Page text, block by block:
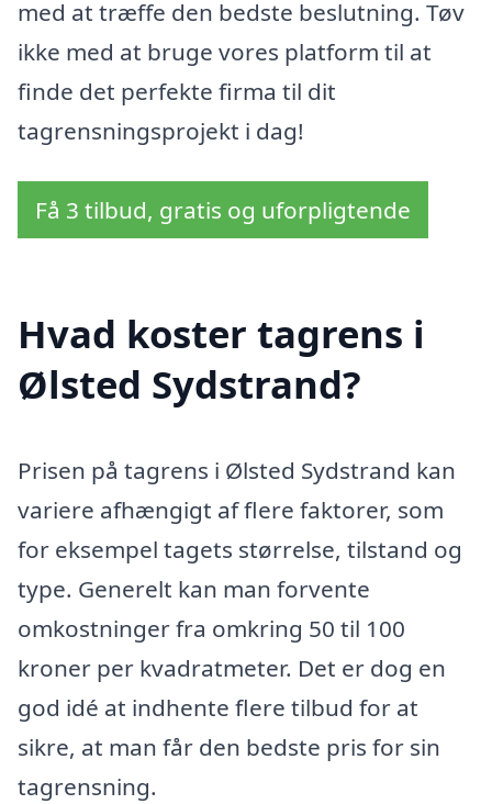
med at træffe den bedste beslutning. Tøv
ikke med at bruge vores platform til at
finde det perfekte firma til dit
tagrensningsprojekt i dag!
Få 3 tilbud, gratis og uforpligtende
Hvad koster tagrens i
Ølsted Sydstrand?
Prisen på tagrens i Ølsted Sydstrand kan
variere afhængigt af flere faktorer, som
for eksempel tagets størrelse, tilstand og
type. Generelt kan man forvente
omkostninger fra omkring 50 til 100
kroner per kvadratmeter. Det er dog en
god idé at indhente flere tilbud for at
sikre, at man får den bedste pris for sin
tagrensning.